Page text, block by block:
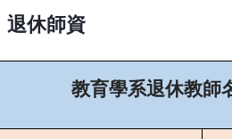
退休師資
教育學系退休教師